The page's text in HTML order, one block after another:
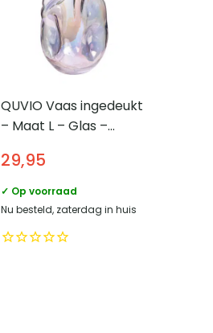
QUVIO Vaas ingedeukt
– Maat L – Glas –
29,95
✓ Op voorraad
Nu besteld, zaterdag in huis